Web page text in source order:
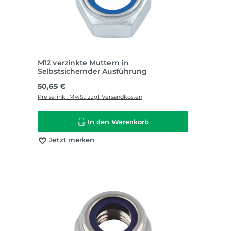
M12 verzinkte Muttern in
Selbstsichernder Ausführung
Regulärer Preis:
50,65 €
Preise inkl. MwSt. zzgl. Versandkosten
In den Warenkorb
Jetzt merken